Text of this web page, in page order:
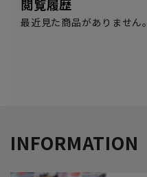
閲覧履歴
最近見た商品がありません。
INFORMATION